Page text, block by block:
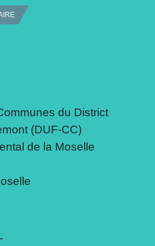
du District
(DUF-CC)
de la Moselle
-